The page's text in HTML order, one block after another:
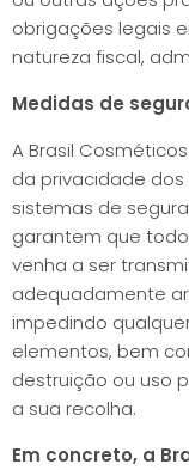
obrigações legais
natureza fiscal,
Medidas de
A Brasil
da privacidade dos
sistemas de
garantem que
venha a ser
adequadamente
impedindo
elementos, bem
destruição ou uso
a sua recolha.
Em concreto, a